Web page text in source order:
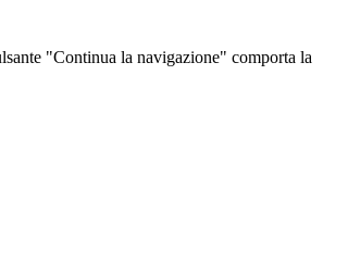
"Continua la navigazione" comporta la